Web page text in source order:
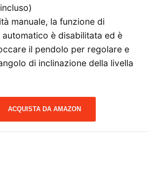
manuale, la funzione di
automatico è disabilitata ed è
il pendolo per regolare e
di inclinazione della livella
ACQUISTA DA AMAZON